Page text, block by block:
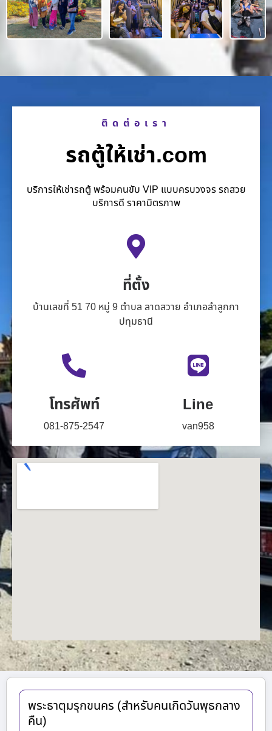
ติดต่อเรา
รถตู้ให้เช่า.com
บริการให้เช่ารถตู้ พร้อมคนขับ VIP แบบครบวงจร รถสวย
บริการดี ราคามิตรภาพ
ที่ตั้ง
บ้านเลขที่ 51 70 หมู่ 9 ตำบล ลาดสวาย อำเภอลำลูกกา
ปทุมธานี
โทรศัพท์
081-875-2547
Line
van958
พระธาตุมรุกขนคร (สำหรับคนเกิดวันพุธกลาง
คืน)